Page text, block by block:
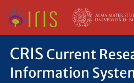
CRIS Current
Information